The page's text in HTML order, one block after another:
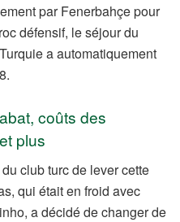
par Fenerbahçe pour
défensif, le séjour du
a automatiquement
coûts des
plus
club turc de lever cette
qui était en froid avec
a décidé de changer de